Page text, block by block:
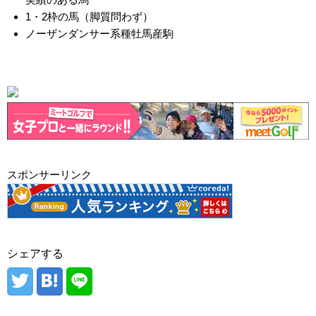
1・2枠の馬（脚質問わず）
ノーザンダンサー系種牡馬産駒
スポンサーリンク
シェアする